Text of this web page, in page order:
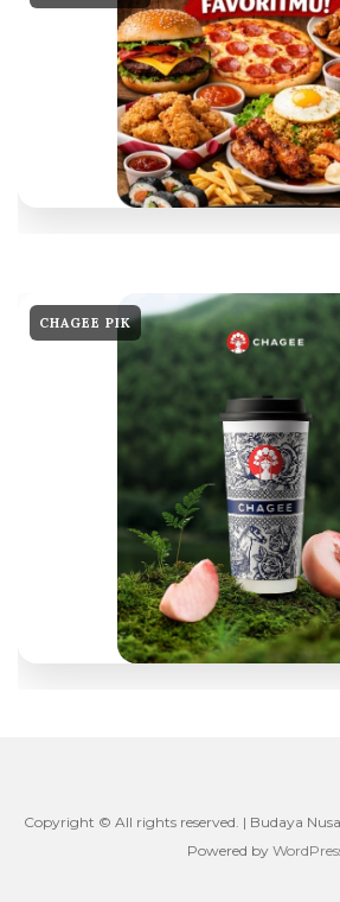
CHAGEE PIK
Copyright © All rights reserved. | Budaya
Powered by